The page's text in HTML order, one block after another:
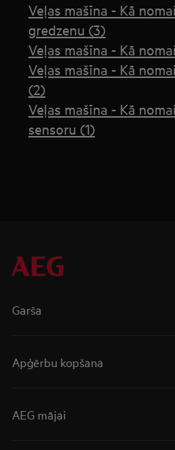
Veļas mašīna - Kā
gredzenu (3)
Veļas mašīna - Kā
Veļas mašīna - Kā
(2)
Veļas mašīna - Kā
sensoru (1)
Garša
Apģērbu kopšana
AEG mājai